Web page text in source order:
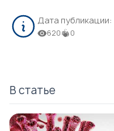
Дата публикации:
620 0
В статье